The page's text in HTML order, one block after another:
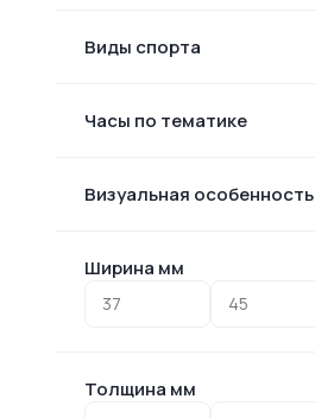
Виды спорта
Часы по тематике
Визуальная особенность
Ширина мм
Толщина мм